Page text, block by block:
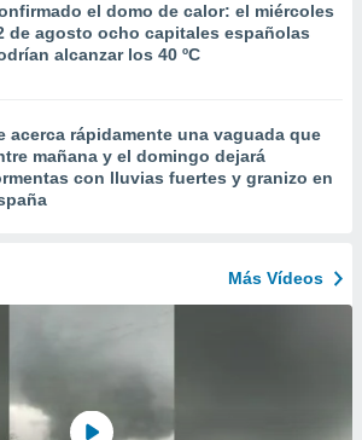
el domo de calor: el miércoles
de agosto ocho capitales españolas
alcanzar los 40 ºC
acerca rápidamente una vaguada que
mañana y el domingo dejará
con lluvias fuertes y granizo en
Más Vídeos